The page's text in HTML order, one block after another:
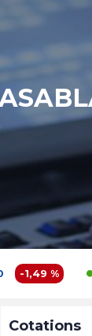
Akdital
Cotations